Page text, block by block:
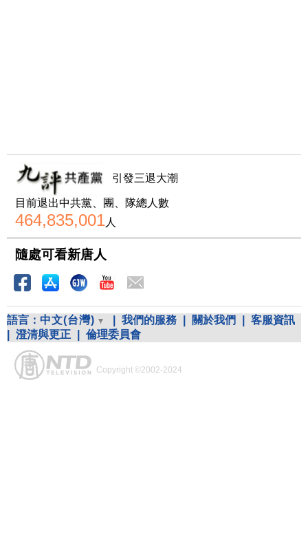
引發三退大潮
目前退出中共黨、團、隊總人數
464,835,001人
隨處可看新唐人
語言： 中文(台灣) 我們的服務 關於我們
客服資訊
澄清與更正 倫理委員會
Copyright ©2002-2024